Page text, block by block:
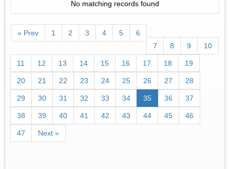
No matching records found
« Prev 1 2 3 4 5
6
7
8 9 10
11 12 13 14 15 16 17 18 19
20 21 22 23 24 25 26 27 28
29 30 31 32 33 34 35 36 37
38 39 40 41 42 43 44 45 46
47 Next »